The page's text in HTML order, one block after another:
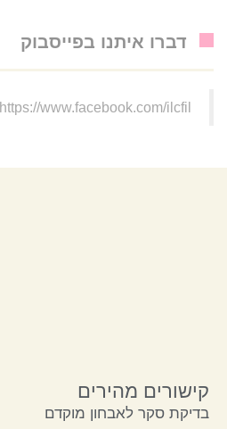
דברו איתנו בפייסבוק
https://www.facebook.com/ilcfil
קישורים מהירים
בדיקת סקר לאבחון מוקדם